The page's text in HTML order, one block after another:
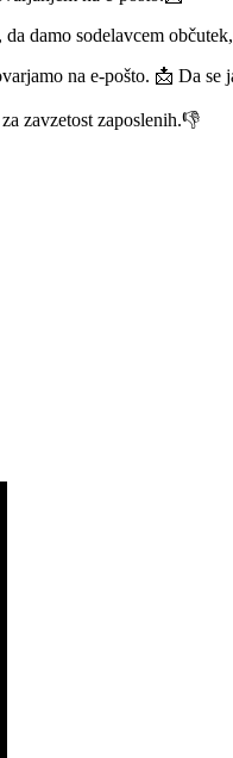
damo sodelavcem
na e-pošto. 📩 Da
zavzetost zaposlenih.👎